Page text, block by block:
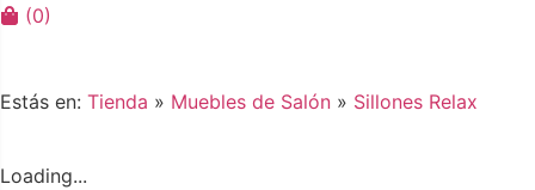
(0)
Estás en: Tienda » Muebles de Salón » Sillones Relax
Loading...